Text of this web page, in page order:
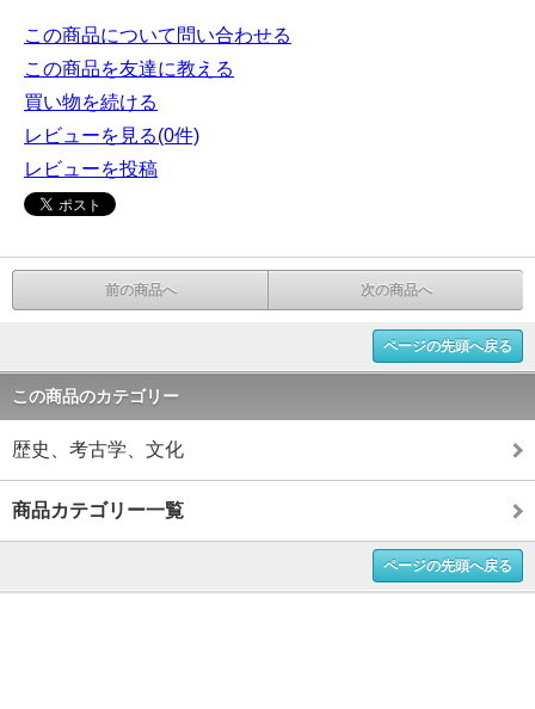
この商品について問い合わせる
この商品を友達に教える
買い物を続ける
レビューを見る(0件)
レビューを投稿
前の商品へ 次の商品へ
ページの先頭へ戻る
この商品のカテゴリー
歴史、考古学、文化
商品カテゴリー一覧
ページの先頭へ戻る